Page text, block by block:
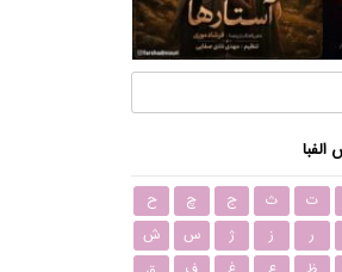
الفبا
ت ث ج چ
ح
ر ز ژ س
ش